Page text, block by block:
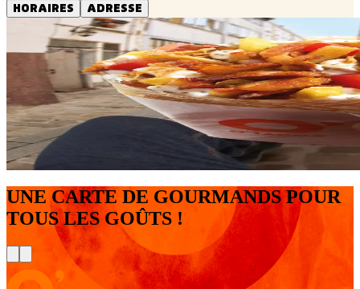
HORAIRES
ADRESSE
UNE CARTE DE GOURMANDS POUR
TOUS LES GOÛTS !